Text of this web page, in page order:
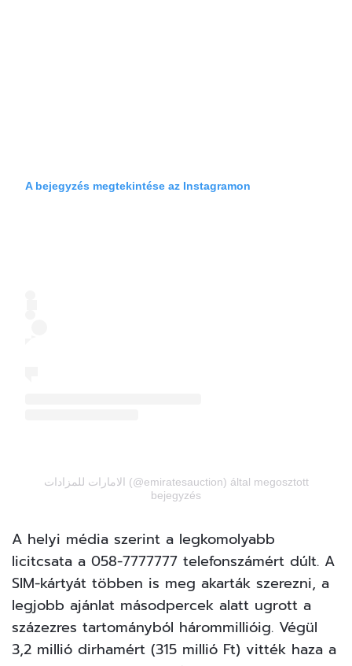
A bejegyzés megtekintése az Instagramon
الامارات للمزادات (@emiratesauction) által megosztott
bejegyzés
A helyi média szerint a legkomolyabb
licitcsata a 058-7777777 telefonszámért dúlt. A
SIM-kártyát többen is meg akarták szerezni, a
legjobb ajánlat másodpercek alatt ugrott a
százezres tartományból hárommillióig. Végül
3,2 millió dirhamért (315 millió Ft) vitték haza a